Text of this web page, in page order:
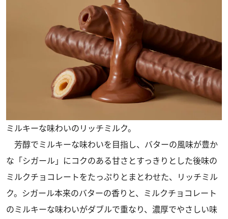
ミルキーな味わいのリッチミルク。
芳醇でミルキーな味わいを目指し、バターの風味が豊か
な「シガール」にコクのある甘さとすっきりとした後味の
ミルクチョコレートをたっぷりとまとわせた、リッチミル
ク。シガール本来のバターの香りと、ミルクチョコレート
のミルキーな味わいがダブルで重なり、濃厚でやさしい味